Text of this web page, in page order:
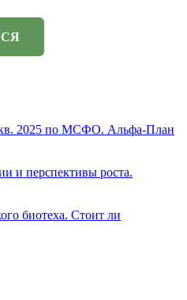
кв. 2025 по МСФО. Альфа-План
и перспективы роста.
биотеха. Стоит ли